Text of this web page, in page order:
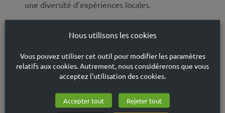
une diversité d’expériences locales.
Nous utilisons les cookies
Vous pouvez utiliser cet outil pour modifier les paramètres
relatifs aux cookies. Autrement, nous considérerons que vous
acceptez l'utilisation des cookies.
Accepter tout Rejeter tout